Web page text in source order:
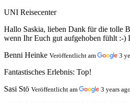
UNI Reisecenter
Hallo Saskia, lieben Dank für die tolle
wenn Ihr Euch gut aufgehoben fühlt :-)
Benni Heinke Veröffentlicht am 3
Fantastisches Erlebnis: Top!
Sasi Stö Veröffentlicht am 3 years ago